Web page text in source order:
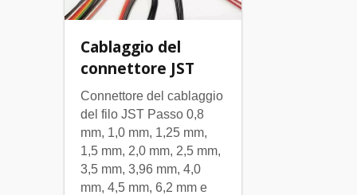
Cablaggio del
connettore JST
Connettore del cablaggio
del filo JST Passo 0,8
mm, 1,0 mm, 1,25 mm,
1,5 mm, 2,0 mm, 2,5 mm,
3,5 mm, 3,96 mm, 4,0
mm, 4,5 mm, 6,2 mm e